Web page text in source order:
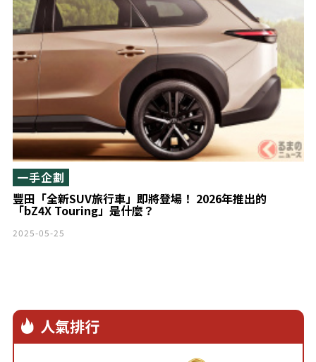
豐田「全新SUV旅行車」即將登場！ 2026年推出的
「bZ4X Touring」是什麼？
一手企劃
2025-05-25
人氣排行